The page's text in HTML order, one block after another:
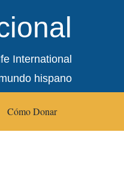
International
hispano
Cómo Donar